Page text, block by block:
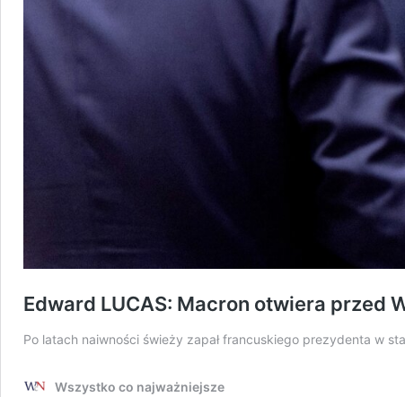
Edward LUCAS: Macron otwiera przed
Po latach naiwności świeży zapał francuskiego prezydenta w
Wszystko co najważniejsze